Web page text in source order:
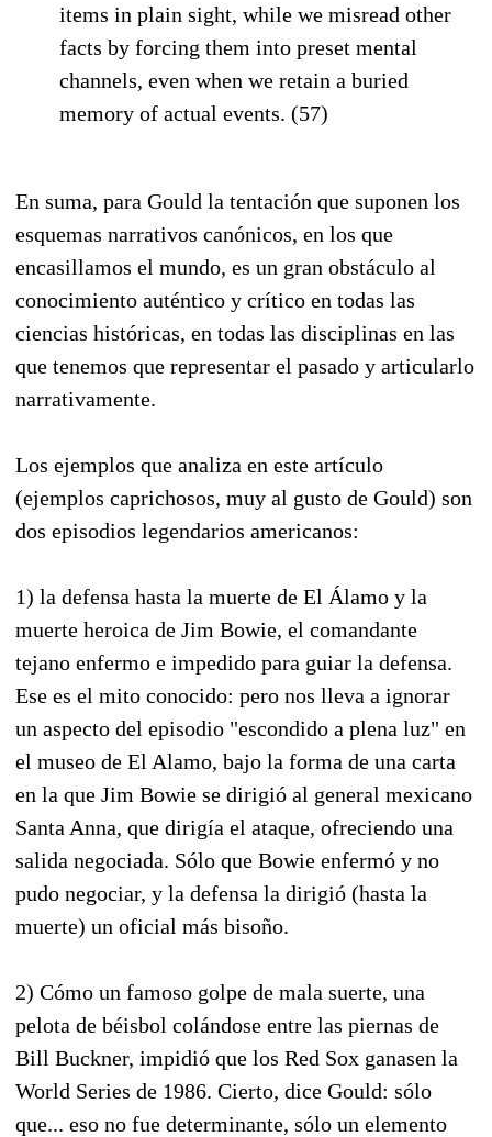
items in plain sight, while we misread other
facts by forcing them into preset mental
channels, even when we retain a buried
memory of actual events. (57)
En suma, para Gould la tentación que suponen los
esquemas narrativos canónicos, en los que
encasillamos el mundo, es un gran obstáculo al
conocimiento auténtico y crítico en todas las
ciencias históricas, en todas las disciplinas en las
que tenemos que representar el pasado y articularlo
narrativamente.
Los ejemplos que analiza en este artículo
(ejemplos caprichosos, muy al gusto de Gould) son
dos episodios legendarios americanos:
1) la defensa hasta la muerte de El Álamo y la
muerte heroica de Jim Bowie, el comandante
tejano enfermo e impedido para guiar la defensa.
Ese es el mito conocido: pero nos lleva a ignorar
un aspecto del episodio "escondido a plena luz" en
el museo de El Alamo, bajo la forma de una carta
en la que Jim Bowie se dirigió al general mexicano
Santa Anna, que dirigía el ataque, ofreciendo una
salida negociada. Sólo que Bowie enfermó y no
pudo negociar, y la defensa la dirigió (hasta la
muerte) un oficial más bisoño.
2) Cómo un famoso golpe de mala suerte, una
pelota de béisbol colándose entre las piernas de
Bill Buckner, impidió que los Red Sox ganasen la
World Series de 1986. Cierto, dice Gould: sólo
que... eso no fue determinante, sólo un elemento